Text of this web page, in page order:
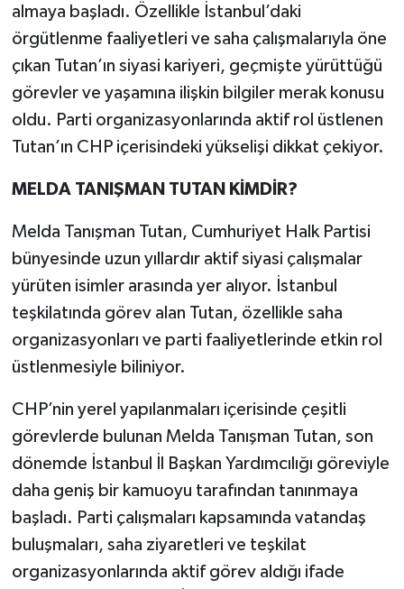
almaya başladı. Özellikle İstanbul’daki
örgütlenme faaliyetleri ve saha çalışmalarıyla öne
çıkan Tutan’ın siyasi kariyeri, geçmişte yürüttüğü
görevler ve yaşamına ilişkin bilgiler merak konusu
oldu. Parti organizasyonlarında aktif rol üstlenen
Tutan’ın CHP içerisindeki yükselişi dikkat çekiyor.
MELDA TANIŞMAN TUTAN KİMDİR?
Melda Tanışman Tutan, Cumhuriyet Halk Partisi
bünyesinde uzun yıllardır aktif siyasi çalışmalar
yürüten isimler arasında yer alıyor. İstanbul
teşkilatında görev alan Tutan, özellikle saha
organizasyonları ve parti faaliyetlerinde etkin rol
üstlenmesiyle biliniyor.
CHP’nin yerel yapılanmaları içerisinde çeşitli
görevlerde bulunan Melda Tanışman Tutan, son
dönemde İstanbul İl Başkan Yardımcılığı göreviyle
daha geniş bir kamuoyu tarafından tanınmaya
başladı. Parti çalışmaları kapsamında vatandaş
buluşmaları, saha ziyaretleri ve teşkilat
organizasyonlarında aktif görev aldığı ifade